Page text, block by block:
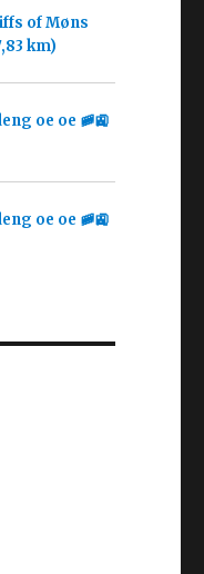
of Møns
km)
oe oe 🚞🚉
oe oe 🚞🚉